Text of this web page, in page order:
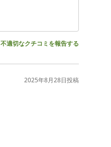
不適切なクチコミを報告する
2025年8月28日投稿